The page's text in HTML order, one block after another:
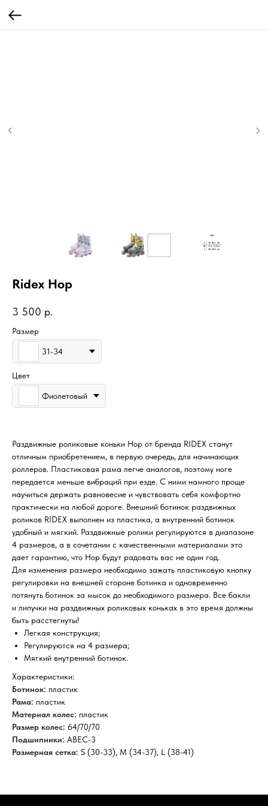
Ridex Hop
3 500 р.
Размер
31-34
Цвет
Фиолетовый
Раздвижные роликовые коньки Hop от бренда RIDEX станут
отличным приобретением, в первую очередь, для начинающих
роллеров. Пластиковая рама легче аналогов, поэтому ноге
передается меньше вибраций при езде. С ними намного проще
научиться держать равновесие и чувствовать себя комфортно
практически на любой дороге. Внешний ботинок раздвижных
роликов RIDEX выполнен из пластика, а внутренний ботинок
удобный и мягкий. Раздвижные ролики регулируются в диапазоне
4 размеров, а в сочетании с качественными материалами это
дает гарантию, что Hop будут радовать вас не один год.
Для изменения размера необходимо зажать пластиковую кнопку
регулировки на внешней стороне ботинка и одновременно
потянуть ботинок за мысок до необходимого размера. Все бакли
и липучки на раздвижных роликовых коньках в это время должны
быть расстегнуты!
Легкая конструкция;
Регулируются на 4 размера;
Мягкий внутренний ботинок.
Характеристики:
Ботинок: пластик
Рама: пластик
Материал колес: пластик
Размер колес: 64/70/70
Подшипники: АВЕС-3
Размерная сетка: S (30-33), M (34-37), L (38-41)